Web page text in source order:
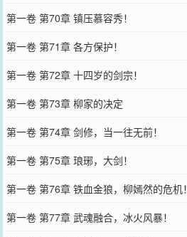
第一卷 第70章 镇压慕容秀！
第一卷 第71章 各方保护！
第一卷 第72章 十四岁的剑宗！
第一卷 第73章 柳家的决定
第一卷 第74章 剑修，当一往无前！
第一卷 第75章 琅琊，大剑！
第一卷 第76章 铁血金狼，柳嫣然的危机！
第一卷 第77章 武魂融合，冰火风暴！